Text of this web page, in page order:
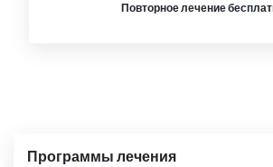
Повторное лечение
Программы лечения